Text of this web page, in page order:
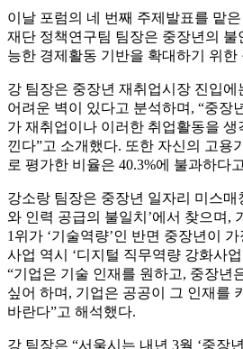
이날 포럼의 네 번째 주제발표를 맡
재단 정책연구팀 팀장은 중장년의
능한 경제활동 기반을 확대하기 위
강 팀장은 중장년 재취업시장 진입에
어려운 벽이 있다고 분석하며, “중장
가 재취업이나 이러한 취업활동을 생
낀다”고 소개했다. 또한 자신의 고용
로 평가한 비율은 40.3%에 불과하다
강소랑 팀장은 중장년 일자리 미스매
와 인력 공급의 불일치’에서 찾으며,
1위가 ‘기술역량’인 반면 중장년이
사업 역시 ‘디지털 직무역량 강화사
“기업은 기술 인재를 원하고, 중장년
싶어 하며, 기업은 공공이 그 인재를
바란다”고 해석했다.
강 팀장은 “서울시는 내년 3월 ‘중장